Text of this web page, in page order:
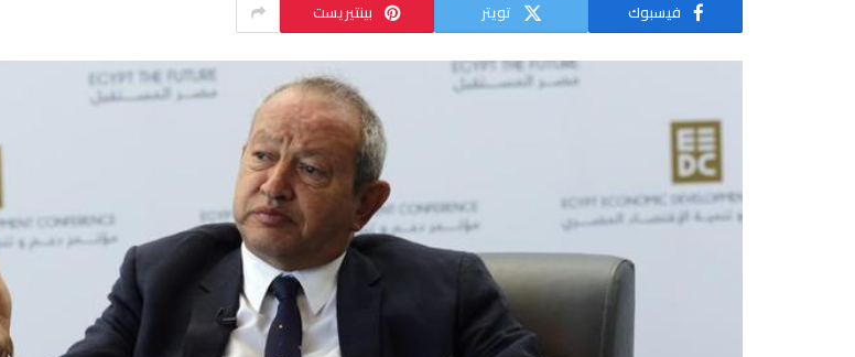
فيسبوك تويتر بينتيريست